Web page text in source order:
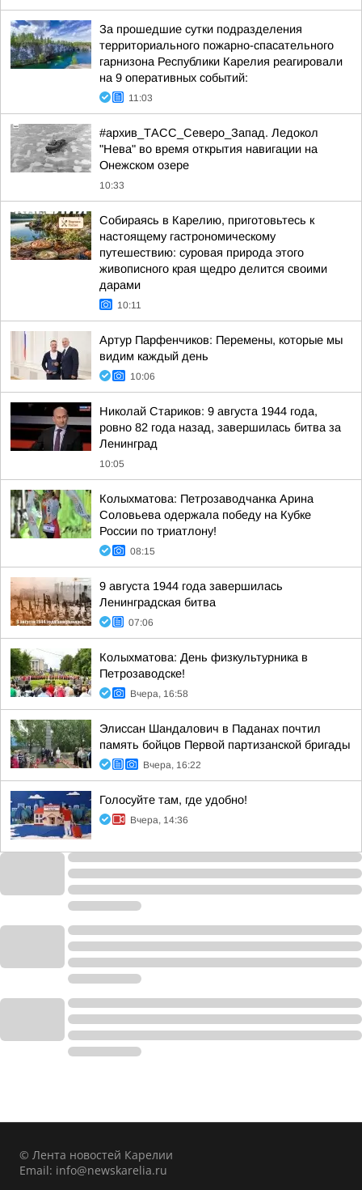
За прошедшие сутки подразделения
территориального пожарно-спасательного
гарнизона Республики Карелия реагировали
на 9 оперативных событий:
11:03
#архив_ТАСС_Северо_Запад. Ледокол
"Нева" во время открытия навигации на
Онежском озере
10:33
Собираясь в Карелию, приготовьтесь к
настоящему гастрономическому
путешествию: суровая природа этого
живописного края щедро делится своими
дарами
10:11
Артур Парфенчиков: Перемены, которые мы
видим каждый день
10:06
Николай Стариков: 9 августа 1944 года,
ровно 82 года назад, завершилась битва за
Ленинград
10:05
Колыхматова: Петрозаводчанка Арина
Соловьева одержала победу на Кубке
России по триатлону!
08:15
9 августа 1944 года завершилась
Ленинградская битва
07:06
Колыхматова: День физкультурника в
Петрозаводске!
Вчера, 16:58
Элиссан Шандалович в Паданах почтил
память бойцов Первой партизанской бригады
Вчера, 16:22
Голосуйте там, где удобно!
Вчера, 14:36
© Лента новостей Карелии
Email: info@newskarelia.ru